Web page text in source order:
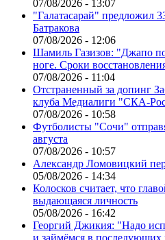
07/08/2026 - 13:07
"Галатасарай" предложил
Батракова
07/08/2026 - 12:06
Шамиль Газизов: "Джапо
ноге. Сроки
07/08/2026 - 11:04
Отстраненный за допинг
клуба Медиалиги "СКА-
07/08/2026 - 10:58
Футболисты "Сочи"
августа
07/08/2026 - 10:57
Александр Ломовицкий
05/08/2026 - 14:34
Колосков считает, что
выдающаяся личность
05/08/2026 - 16:42
Георгий Джикия: "Надо
и займёмся в последующих